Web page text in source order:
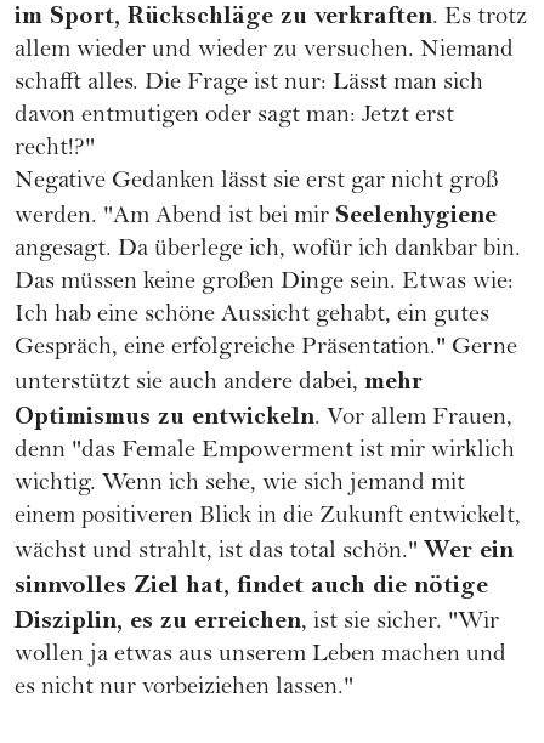
im Sport, Rückschläge zu verkraften. Es trotz
allem wieder und wieder zu versuchen. Niemand
schafft alles. Die Frage ist nur: Lässt man sich
davon entmutigen oder sagt man: Jetzt erst
recht!?"
Negative Gedanken lässt sie erst gar nicht groß
werden. "Am Abend ist bei mir Seelenhygiene
angesagt. Da überlege ich, wofür ich dankbar bin.
Das müssen keine großen Dinge sein. Etwas wie:
Ich hab eine schöne Aussicht gehabt, ein gutes
Gespräch, eine erfolgreiche Präsentation." Gerne
unterstützt sie auch andere dabei, mehr
Optimismus zu entwickeln. Vor allem Frauen,
denn "das Female Empowerment ist mir wirklich
wichtig. Wenn ich sehe, wie sich jemand mit
einem positiveren Blick in die Zukunft entwickelt,
wächst und strahlt, ist das total schön." Wer ein
sinnvolles Ziel hat, findet auch die nötige
Disziplin, es zu erreichen, ist sie sicher. "Wir
wollen ja etwas aus unserem Leben machen und
es nicht nur vorbeiziehen lassen."